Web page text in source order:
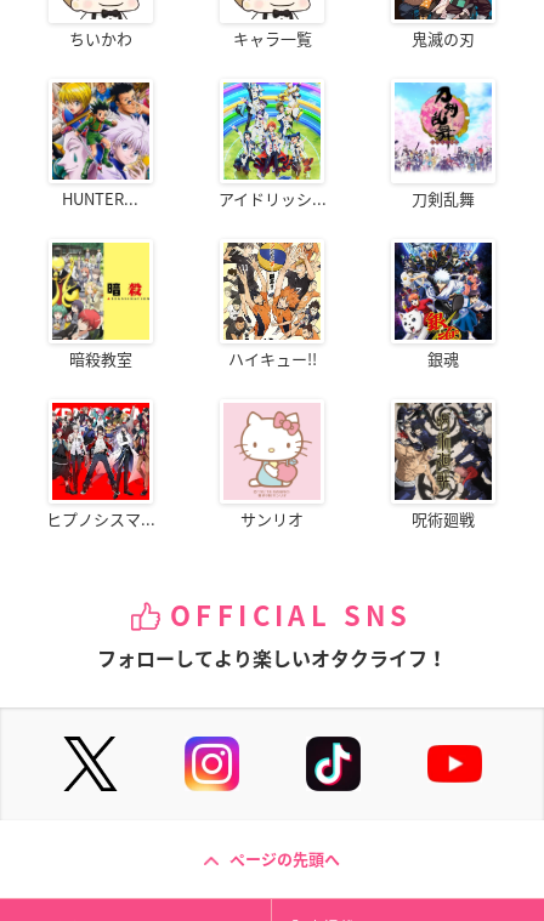
ちいかわ キャラ一覧 鬼滅の刃
HUNTER... アイドリッシ... 刀剣乱舞
暗殺教室 ハイキュー!! 銀魂
ヒプノシスマ... サンリオ 呪術廻戦
OFFICIAL SNS
フォローしてより楽しいオタクライフ！
ページの先頭へ